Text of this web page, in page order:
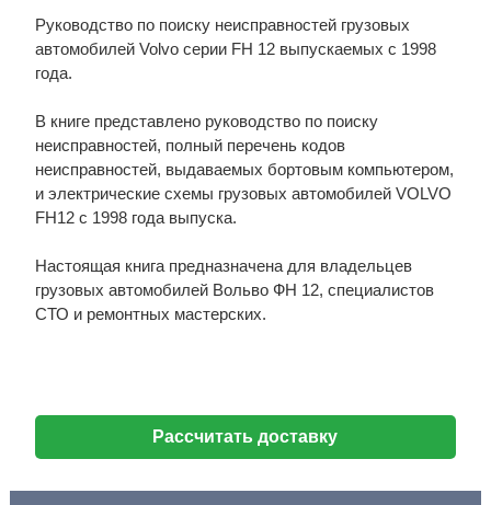
Руководство по поиску неисправностей грузовых
автомобилей Volvo серии FH 12 выпускаемых с 1998
года.
В книге представлено руководство по поиску
неисправностей, полный перечень кодов
неисправностей, выдаваемых бортовым компьютером,
и электрические схемы грузовых автомобилей VOLVO
FH12 с 1998 года выпуска.
Настоящая книга предназначена для владельцев
грузовых автомобилей Вольво ФН 12, специалистов
СТО и ремонтных мастерских.
Рассчитать доставку